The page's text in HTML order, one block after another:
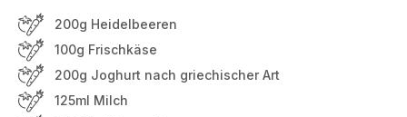
200g Heidelbeeren
100g Frischkäse
200g Joghurt nach griechischer Art
125ml Milch